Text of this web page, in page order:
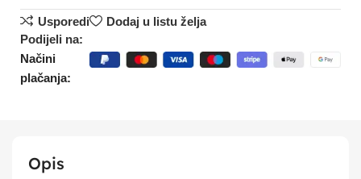
Usporedi
Dodaj u listu želja
Podijeli na:
Načini
plačanja:
Opis